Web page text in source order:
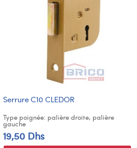
Serrure C10 CLEDOR
Type poignée: palière droite, palière
gauche
19,50 Dhs